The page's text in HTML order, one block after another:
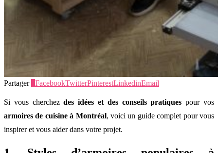
Partager FacebookTwitterPinterestLinkedinEmail
Si vous cherchezdes idées et des conseils pratiques pour vos
armoires de cuisine à Montréal, voici un guide complet pour vous
inspirer et vous aider dans votre projet.